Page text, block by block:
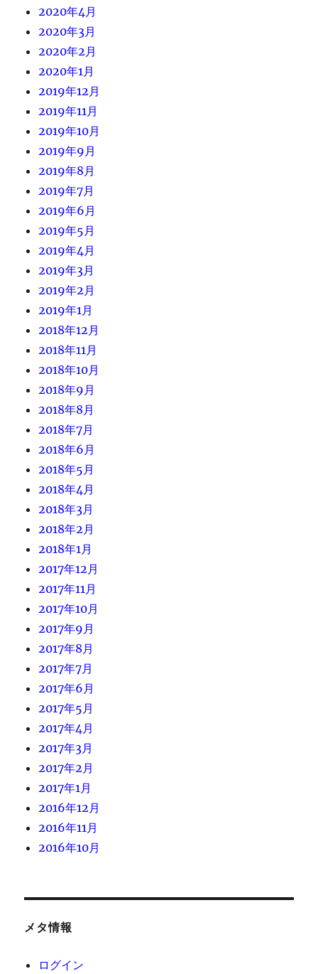
2020年4月
2020年3月
2020年2月
2020年1月
2019年12月
2019年11月
2019年10月
2019年9月
2019年8月
2019年7月
2019年6月
2019年5月
2019年4月
2019年3月
2019年2月
2019年1月
2018年12月
2018年11月
2018年10月
2018年9月
2018年8月
2018年7月
2018年6月
2018年5月
2018年4月
2018年3月
2018年2月
2018年1月
2017年12月
2017年11月
2017年10月
2017年9月
2017年8月
2017年7月
2017年6月
2017年5月
2017年4月
2017年3月
2017年2月
2017年1月
2016年12月
2016年11月
2016年10月
メタ情報
ログイン